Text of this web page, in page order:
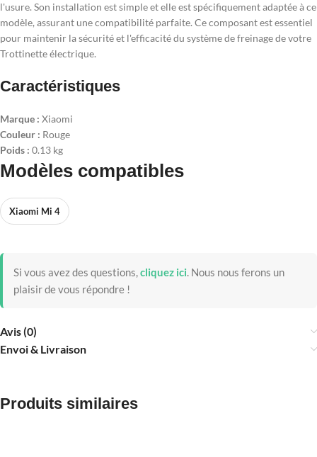
l'usure. Son installation est simple et elle est spécifiquement adaptée à ce
modèle, assurant une compatibilité parfaite. Ce composant est essentiel
pour maintenir la sécurité et l'efficacité du système de freinage de votre
Trottinette électrique.
Caractéristiques
Marque : Xiaomi
Couleur : Rouge
Poids : 0.13 kg
Modèles compatibles
Xiaomi Mi 4
Si vous avez des questions,cliquez ici. Nous nous ferons un
plaisir de vous répondre !
Avis (0)
Envoi & Livraison
Produits similaires